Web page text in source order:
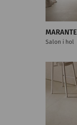
MARANTE
Salon i hol